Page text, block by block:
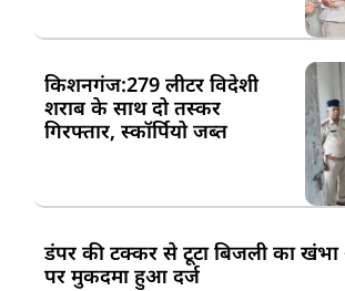
किशनगंज:279 लीटर विदेशी
शराब के साथ दो तस्कर
गिरफ्तार, स्कॉर्पियो जब्त
डंपर की टक्कर से टूटा बिजली का
पर मुकदमा हुआ दर्ज